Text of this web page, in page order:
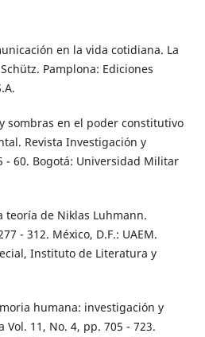
en la vida cotidiana. La
Pamplona: Ediciones
sombras en el poder constitutivo
Revista Investigación y
- 60. Bogotá: Universidad Militar
teoría de Niklas Luhmann.
- 312. México, D.F.: UAEM.
Instituto de Literatura y
humana: investigación y
Vol. 11, No. 4, pp. 705 - 723.